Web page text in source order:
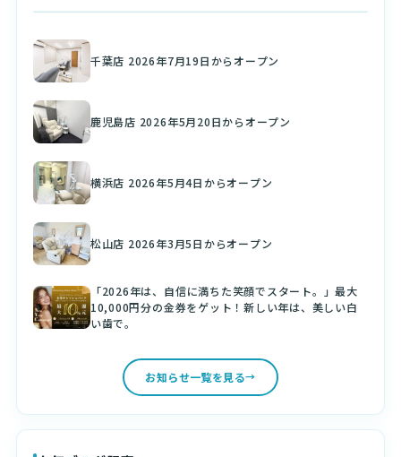
千葉店 2026年7月19日からオープン
鹿児島店 2026年5月20日からオープン
横浜店 2026年5月4日からオープン
松山店 2026年3月5日からオープン
「2026年は、自信に満ちた笑顔でスタート。」最大
10,000円分の金券をゲット！新しい年は、美しい白
い歯で。
お知らせ一覧を見る